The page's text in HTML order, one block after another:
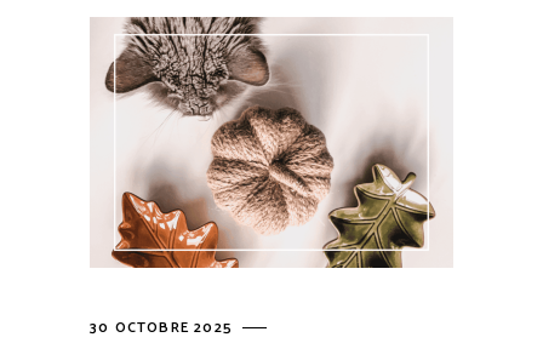
30 OCTOBRE 2025